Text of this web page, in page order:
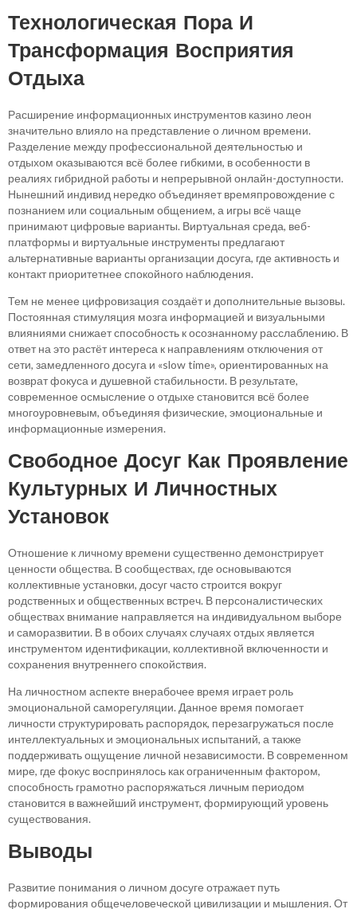
Технологическая Пора И
Трансформация Восприятия
Отдыха
Расширение информационных инструментов казино леон
значительно влияло на представление о личном времени.
Разделение между профессиональной деятельностью и
отдыхом оказываются всё более гибкими, в особенности в
реалиях гибридной работы и непрерывной онлайн-доступности.
Нынешний индивид нередко объединяет времяпровождение с
познанием или социальным общением, а игры всё чаще
принимают цифровые варианты. Виртуальная среда, веб-
платформы и виртуальные инструменты предлагают
альтернативные варианты организации досуга, где активность и
контакт приоритетнее спокойного наблюдения.
Тем не менее цифровизация создаёт и дополнительные вызовы.
Постоянная стимуляция мозга информацией и визуальными
влияниями снижает способность к осознанному расслаблению. В
ответ на это растёт интереса к направлениям отключения от
сети, замедленного досуга и «slow time», ориентированных на
возврат фокуса и душевной стабильности. В результате,
современное осмысление о отдыхе становится всё более
многоуровневым, объединяя физические, эмоциональные и
информационные измерения.
Свободное Досуг Как Проявление
Культурных И Личностных
Установок
Отношение к личному времени существенно демонстрирует
ценности общества. В сообществах, где основываются
коллективные установки, досуг часто строится вокруг
родственных и общественных встреч. В персоналистических
обществах внимание направляется на индивидуальном выборе
и саморазвитии. В в обоих случаях случаях отдых является
инструментом идентификации, коллективной включенности и
сохранения внутреннего спокойствия.
На личностном аспекте внерабочее время играет роль
эмоциональной саморегуляции. Данное время помогает
личности структурировать распорядок, перезагружаться после
интеллектуальных и эмоциональных испытаний, а также
поддерживать ощущение личной независимости. В современном
мире, где фокус воспринялось как ограниченным фактором,
способность грамотно распоряжаться личным периодом
становится в важнейший инструмент, формирующий уровень
существования.
Выводы
Развитие понимания о личном досуге отражает путь
формирования общечеловеческой цивилизации и мышления. От